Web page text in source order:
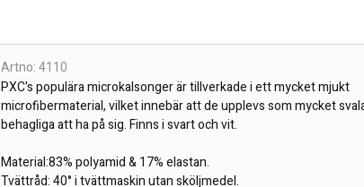
Artno: 4110
PXC's populära microkalsonger är tillverkade i ett mycket mjukt
microfibermaterial, vilket innebär att de upplevs som mycket
behagliga att ha på sig. Finns i svart och vit.
Material:83% polyamid & 17% elastan.
Tvättråd: 40° i tvättmaskin utan sköljmedel.